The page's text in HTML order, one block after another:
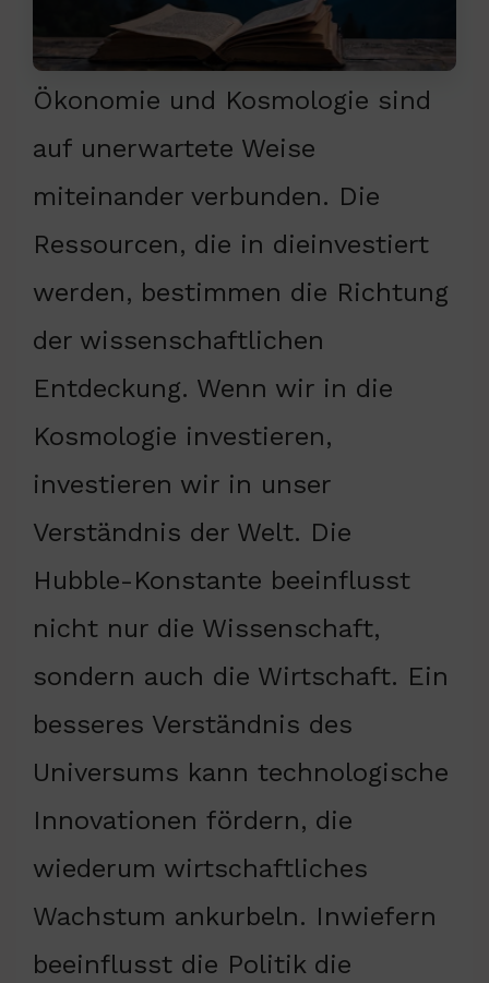
Ökonomie und Kosmologie sind
auf unerwartete Weise
miteinander verbunden. Die
Ressourcen, die in dieinvestiert
werden, bestimmen die Richtung
der wissenschaftlichen
Entdeckung. Wenn wir in die
Kosmologie investieren,
investieren wir in unser
Verständnis der Welt. Die
Hubble-Konstante beeinflusst
nicht nur die Wissenschaft,
sondern auch die Wirtschaft. Ein
besseres Verständnis des
Universums kann technologische
Innovationen fördern, die
wiederum wirtschaftliches
Wachstum ankurbeln. Inwiefern
beeinflusst die Politik die